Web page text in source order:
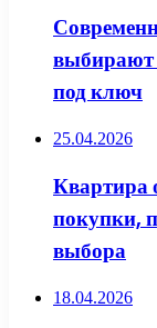
выбирают
под ключ
25.04.2026
Квартира
покупки,
выбора
18.04.2026